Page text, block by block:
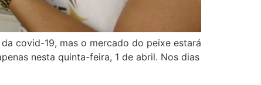
covid-19, mas o mercado do peixe estará
nesta quinta-feira, 1 de abril. Nos dias